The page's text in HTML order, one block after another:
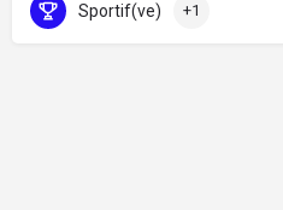
Sportif(ve) +1